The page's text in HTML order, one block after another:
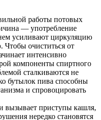
работы потовых
— употребление
усиливают циркуляцию
очиститься от
интенсивно
компоненты спиртного
сталкиваются не
бутылок пива способны
и спровоцировать
вызывает приступы кашля,
нередко становятся